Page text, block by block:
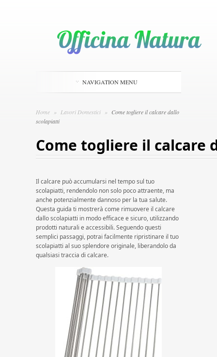
NAVIGATION MENU
Home » Lavori Domestici » Come togliere il calcare dallo
scolapiatti
Come togliere il calcare
Il calcare può accumularsi nel tempo sul tuo
scolapiatti, rendendolo non solo poco attraente, ma
anche potenzialmente dannoso per la tua salute.
Questa guida ti mostrerà come rimuovere il calcare
dallo scolapiatti in modo efficace e sicuro, utilizzando
prodotti naturali e accessibili. Seguendo questi
semplici passaggi, potrai facilmente ripristinare il tuo
scolapiatti al suo splendore originale, liberandolo da
qualsiasi traccia di calcare.